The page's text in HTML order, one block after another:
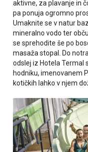
aktivne, za plavanje in
pa ponuja ogromno
Umaknite se v natur
mineralno vodo ter
se sprehodite še po
masaža stopal. Do
odslej iz Hotela Termal
hodniku, imenovanem
kotičkih lahko v njem